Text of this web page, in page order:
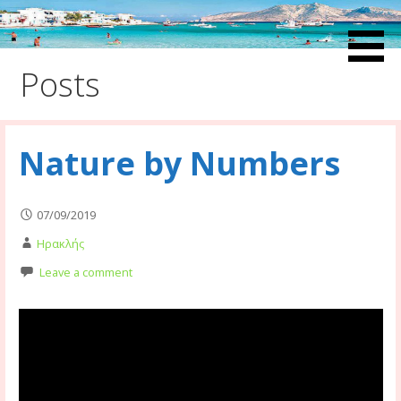
Skip
to Ευ Ζην Blog
Ευ Ζην Blog
Posts
Nature by Numbers
07/09/2019
Ηρακλής
Leave a comment